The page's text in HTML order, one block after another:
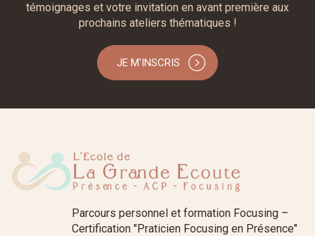
témoignages et votre invitation en avant première aux
prochains ateliers thématiques !
JE M'INSCRIS
Parcours personnel et formation Focusing –
Certification "Praticien Focusing en Présence"